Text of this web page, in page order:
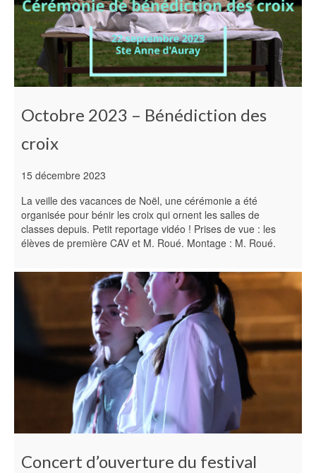
Octobre 2023 – Bénédiction des
croix
15 décembre 2023
La veille des vacances de Noël, une cérémonie a été
organisée pour bénir les croix qui ornent les salles de
classes depuis. Petit reportage vidéo ! Prises de vue : les
élèves de première CAV et M. Roué. Montage : M. Roué.
Concert d’ouverture du festival